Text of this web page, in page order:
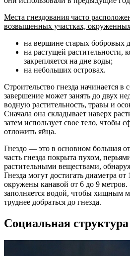
Места гнездования часто
возвышенных участках,
на вершине старых бобровых
на растущей растительности,
закрепляется на дне воды;
на небольших островах.
Строительство гнезда начинается в
завершение может занять до двух
водную растительность, травы и
Сначала она складывает наверх
затем использует свое тело, чтобы
отложить яйца.
Гнездо — это в основном большая
часть гнезда покрыта пухом,
растительными веществами,
Гнезда могут достигать диаметра
окружены канавой от 6 до 9
заполняется водой, чтобы хищным
труднее добраться до гнезда.
Социальная